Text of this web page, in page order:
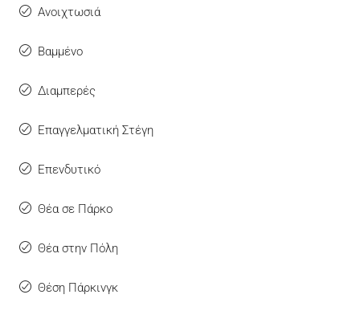
Ανοιχτωσιά
Βαμμένο
Διαμπερές
Επαγγελματική Στέγη
Επενδυτικό
Θέα σε Πάρκο
Θέα στην Πόλη
Θέση Πάρκινγκ